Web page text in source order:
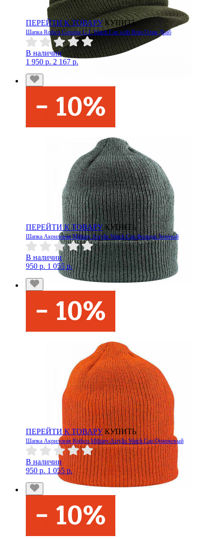
ПЕРЕЙТИ К ТОВАРУ КУПИТЬ
Шапка Rothco Genuine G.I. Watch Cap with Brim Олив Драб
В наличии
1 950 р. 2 167 р.
ПЕРЕЙТИ К ТОВАРУ КУПИТЬ
Шапка Акриловая Military Acrylic Watch Cap Фолидж Зеленый
В наличии
950 р. 1 055 р.
ПЕРЕЙТИ К ТОВАРУ КУПИТЬ
Шапка Акриловая Rothco Military Acrylic Watch Cap Оранжевый
В наличии
950 р. 1 055 р.